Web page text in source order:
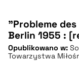
"Probleme des
Berlin 1955 :
Opublikowano w:
Towarzystwa